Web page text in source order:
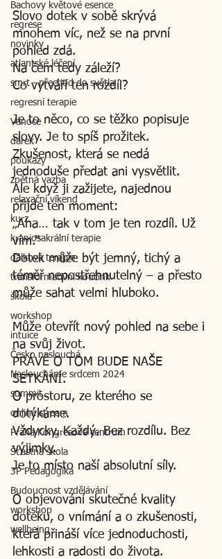
Bachovy květové esence
regrese
novinky
atlantské léčení
smrt - přechod do světla
regresní terapie
Vánoce
dárek
poukazy
zpětná vazba
relaxační víkend
kurz
kraniosakrální terapie
dálková terapie
transformativní koučink
škola
workshop
intuice
Česko naslouchá
Nasloucháme srdcem 2024
summit
online stream
Praha Kongresové centrum
Šťastná škola
3P Pedagogika
Budoucnost vzdělávání
workshop
wellbeing
Slovo dotek v sobě skrývá
mnohem víc, než se na první
pohled zdá.
Na čem tedy záleží?
Co vytváří ten rozdíl?
Je to něco, co se těžko popisuje
slovy. Je to spíš prožitek.
Zkušenost, která se nedá
jednoduše předat ani vysvětlit.
Ale když ji zažijete, najednou
přijde ten moment:
„Aha… tak v tom je ten rozdíl. Už
vím.“
Dotek může být jemný, tichý a
téměř nepostřehnutelný – a přesto
může sahat velmi hluboko.
Může otevřít nový pohled na sebe i
na svůj život.
PRÁVĚ O TOM BUDE NAŠE
SETKÁNÍ.
O prostoru, ze kterého se
dotýkáme.
Vždycky. Každý. Bez rozdílu. Bez
výjimky.
Je to místo naší absolutní síly.
O objevování skutečné kvality
doteku, o vnímání a o zkušenosti,
která přináší více jednoduchosti,
lehkosti a radosti do života.